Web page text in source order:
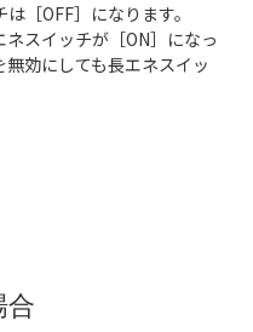
［OFF］になります。
スイッチが［ON］になっ
効にしても長エネスイッ
合